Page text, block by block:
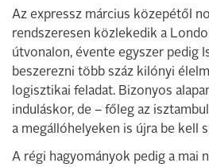
Az expressz március közepétől
rendszeresen közlekedik a
útvonalon, évente egyszer pedig
beszerezni több száz kilónyi
logisztikai feladat. Bizonyos
induláskor, de – főleg az
a megállóhelyeken is újra be kell
A régi hagyományok pedig a mai